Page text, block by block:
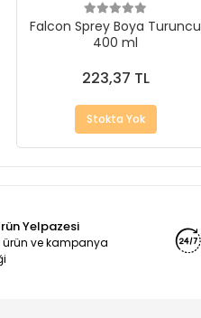
Falcon Sprey Boya Turuncu
400 ml
223,37 TL
Stokta Yok
Yelpazesi
ürün ve kampanya